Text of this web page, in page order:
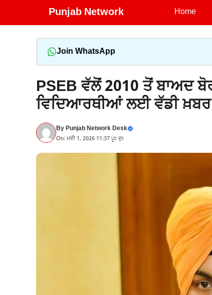
Punjab Network Home
Join WhatsApp
PSEB ਵੱਲੋਂ 2010 ਤੋਂ ਬਾਅਦ
ਵਿਦਿਆਰਥੀਆਂ ਲਈ ਵੱਡੀ
ByPunjab Network Desk
On: ਮਈ 1, 2026 11:37 ਪੂਃ ਦੁਃ